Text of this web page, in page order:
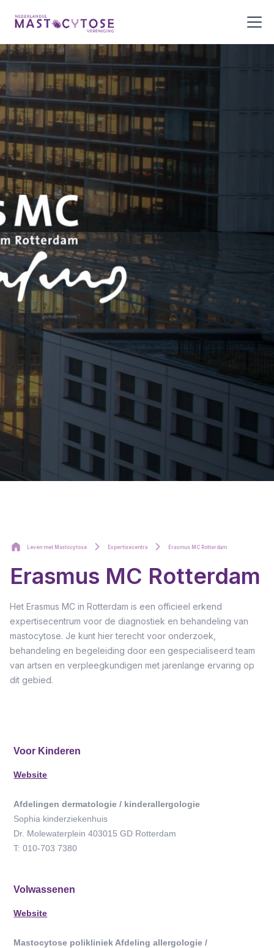
Leven met Mastocytose Expertisecentra Erasmus MC Rotterdam
Erasmus MC Rotterdam
Het Erasmus MC in Rotterdam is een officieel erkend
expertisecentrum voor de diagnostiek en behandeling van
mastocytose. Je kunt hier terecht voor onderzoek,
behandeling en begeleiding door een gespecialiseerd team
van artsen en verpleegkundigen met jarenlange ervaring op
dit gebied.
Voor Kinderen
Website
Afdelingen dermatologie / kinderallergologie
Sophia kinderziekenhuis
Dr. Molewaterplein 403015 GD Rotterdam
T: 010-703 7380
Volwassenen
Website
Mastocytose polikliniek Afdeling allergologie /